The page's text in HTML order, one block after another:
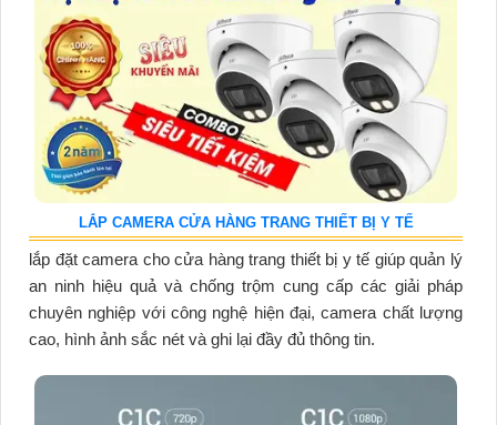
LẮP CAMERA CỬA HÀNG TRANG THIẾT BỊ Y TẾ
lắp đặt camera cho cửa hàng trang thiết bị y tế giúp quản lý
an ninh hiệu quả và chống trộm cung cấp các giải pháp
chuyên nghiệp với công nghệ hiện đại, camera chất lượng
cao, hình ảnh sắc nét và ghi lại đầy đủ thông tin.